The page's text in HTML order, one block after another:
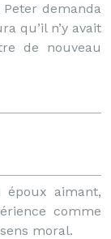
demanda
qu’il n’y avait
de nouveau
aimant,
comme
moral.